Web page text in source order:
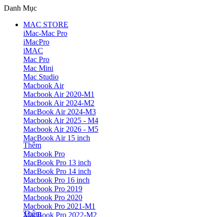
Danh Mục
MAC STORE
iMac-Mac Pro
iMacPro
iMAC
Mac Pro
Mac Mini
Mac Studio
Macbook Air
Macbook Air 2020-M1
Macbook Air 2024-M2
MacBook Air 2024-M3
Macbook Air 2025 - M4
Macbook Air 2026 - M5
MacBook Air 15 inch
Thêm
Macbook Pro
MacBook Pro 13 inch
MacBook Pro 14 inch
Macbook Pro 16 inch
Macbook Pro 2019
Macbook Pro 2020
Macbook Pro 2021-M1
MacBook Pro 2022-M2
Thêm